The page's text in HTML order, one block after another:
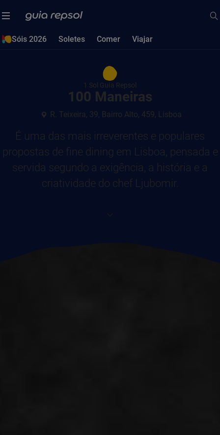
Sóis 2026 Soletes Comer Viajar
1 Sol Guia Repsol
100 Maneiras
R. Teixeira, 39, Bairro Alto, 459, Lisboa
É uma das mais irreverentes e populares
propostas de fine dining em Lisboa, pensada e
servida segundo a exigência, a história e a
criatividade do chef Ljubomir.